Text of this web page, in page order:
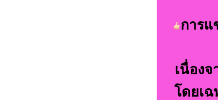
การ
เนื่อง
โดยเ